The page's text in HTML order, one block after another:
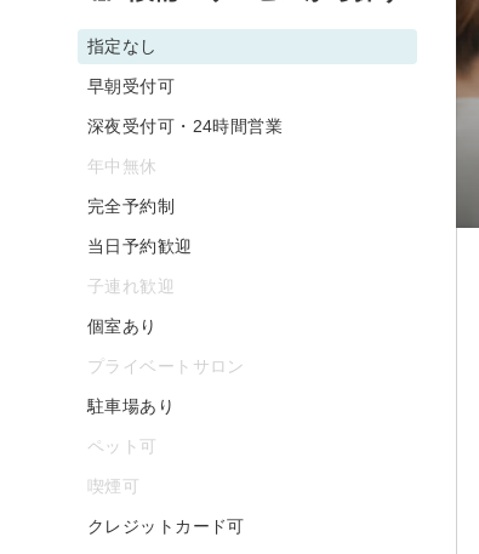
指定なし
早朝受付可
深夜受付可・24時間営業
年中無休
完全予約制
当日予約歓迎
子連れ歓迎
個室あり
プライベートサロン
駐車場あり
ペット可
喫煙可
クレジットカード可